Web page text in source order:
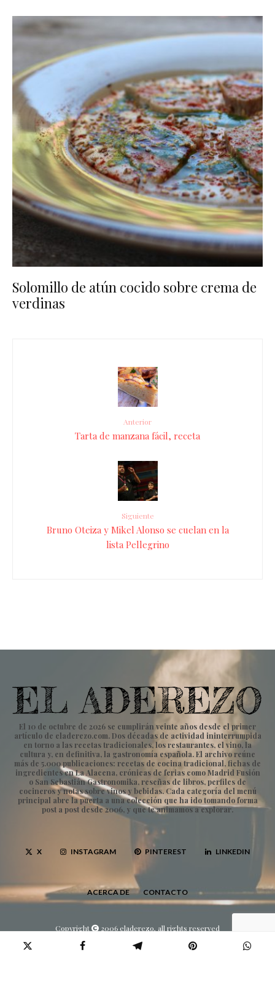
Solomillo de atún cocido sobre crema de
verdinas
Anterior
Tarta de manzana fácil, receta
Siguiente
Bruno Oteiza y Mikel Alonso se cuelan en la
lista Pellegrino
El 10 de octubre de 2026 se cumplirán veinte años desde el primer
artículo de eladerezo.com. Dos décadas de actividad ininterrumpida
en torno a las recetas tradicionales, los restaurantes, el vino, la
cultura y, en definitiva, la gastronomía española. El archivo reúne
más de 5.000 publicaciones: recetas de cocina tradicional, fichas de
ingredientes en La Alacena, crónicas de ferias como Madrid Fusión
o San Sebastián Gastronomika, reseñas de libros, perfiles de
cocineros y notas sobre vinos y bebidas. Cada categoría del menú
principal abre la puerta a una colección que ha ido tomando forma
post a post desde 2006, y que te animamos a explorar.
X INSTAGRAM PINTEREST LINKEDIN
ACERCA DE CONTACTO
Copyright 2006 eladerezo, all rights reserved